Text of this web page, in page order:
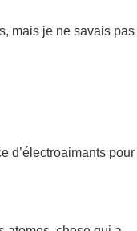
mais je ne savais pas
d’électroaimants pour